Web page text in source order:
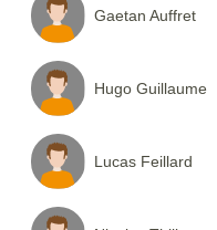
Gaetan Auffret
Hugo Guillaume
Lucas Feillard